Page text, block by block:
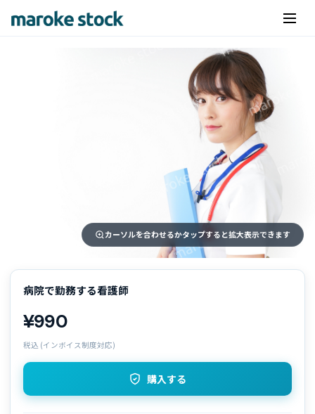
カーソルを合わせるかタップすると拡大表示できます
病院で勤務する看護師
¥990
税込 (インボイス制度対応)
購入する